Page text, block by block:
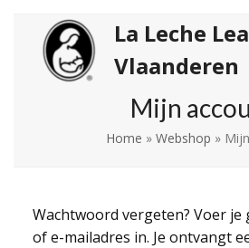
content
La Leche
Vlaanderen
Open
mobile
menu
Close
mobile
menu
Mijn
Home » Webshop »
Wachtwoord vergeten? Voer
of e-mailadres in. Je ontvangt